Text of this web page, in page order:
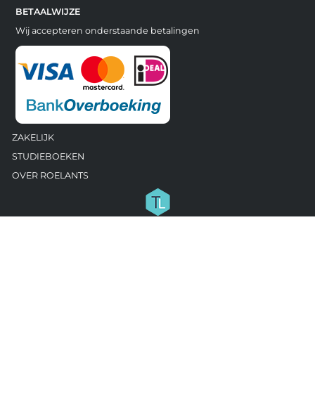
BETAALWIJZE
Wij accepteren onderstaande betalingen
ZAKELIJK
STUDIEBOEKEN
OVER ROELANTS